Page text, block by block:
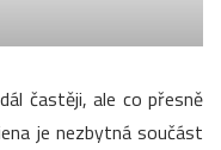
častěji, ale co přesně
je nezbytná součást